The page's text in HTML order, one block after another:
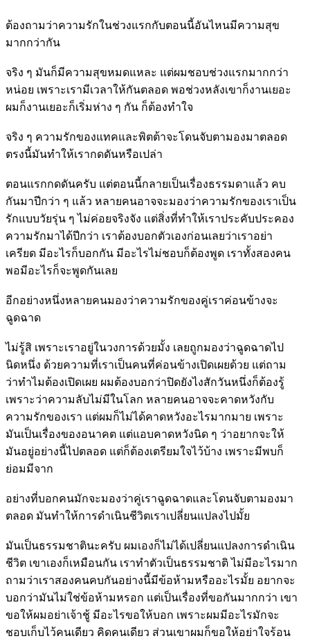
ต้องถามว่าความรักในช่วงแรกกับตอนนี้อันไหนมีความสุข
มากกว่ากัน
จริง ๆ มันก็มีความสุขหมดแหละ แต่ผมชอบช่วงแรกมากกว่า
หน่อย เพราะเรามีเวลาให้กันตลอด พอช่วงหลังเขาก็งานเยอะ
ผมก็งานเยอะก็เริ่มห่าง ๆ กัน ก็ต้องทำใจ
จริง ๆ ความรักของแทคและพิตต้าจะโดนจับตามองมาตลอด
ตรงนี้มันทำให้เรากดดันหรือเปล่า
ตอนแรกกดดันครับ แต่ตอนนี้กลายเป็นเรื่องธรรมดาแล้ว คบ
กันมาปีกว่า ๆ แล้ว หลายคนอาจจะมองว่าความรักของเราเป็น
รักแบบวัยรุ่น ๆ ไม่ค่อยจริงจัง แต่สิ่งที่ทำให้เราประคับประคอง
ความรักมาได้ปีกว่า เราต้องบอกตัวเองก่อนเลยว่าเราอย่า
เครียด มีอะไรก็บอกกัน มีอะไรไม่ชอบก็ต้องพูด เราทั้งสองคน
พอมีอะไรก็จะพูดกันเลย
อีกอย่างหนึ่งหลายคนมองว่าความรักของคู่เราค่อนข้างจะ
ฉูดฉาด
ไม่รู้สิ เพราะเราอยู่ในวงการด้วยมั้ง เลยถูกมองว่าฉูดฉาดไป
นิดหนึ่ง ด้วยความที่เราเป็นคนที่ค่อนข้างเปิดเผยด้วย แต่ถาม
ว่าทำไมต้องเปิดเผย ผมต้องบอกว่าปิดยังไงสักวันหนึ่งก็ต้องรู้
เพราะว่าความลับไม่มีในโลก หลายคนอาจจะคาดหวังกับ
ความรักของเรา แต่ผมก็ไม่ได้คาดหวังอะไรมากมาย เพราะ
มันเป็นเรื่องของอนาคต แต่แอบคาดหวังนิด ๆ ว่าอยากจะให้
มันอยู่อย่างนี้ไปตลอด แต่ก็ต้องเตรียมใจไว้บ้าง เพราะมีพบก็
ย่อมมีจาก
อย่างที่บอกคนมักจะมองว่าคู่เราฉูดฉาดและโดนจับตามองมา
ตลอด มันทำให้การดำเนินชีวิตเราเปลี่ยนแปลงไปมั้ย
มันเป็นธรรมชาตินะครับ ผมเองก็ไม่ได้เปลี่ยนแปลงการดำเนิน
ชีวิต เขาเองก็เหมือนกัน เราทำตัวเป็นธรรมชาติ ไม่มีอะไรมาก
ถามว่าเราสองคนคบกันอย่างนี้มีข้อห้ามหรืออะไรมั้ย อยากจะ
บอกว่ามันไม่ใช่ข้อห้ามหรอก แต่เป็นเรื่องที่ขอกันมากกว่า เขา
ขอให้ผมอย่าเจ้าชู้ มีอะไรขอให้บอก เพราะผมมีอะไรมักจะ
ชอบเก็บไว้คนเดียว คิดคนเดียว ส่วนเขาผมก็ขอให้อย่าใจร้อน